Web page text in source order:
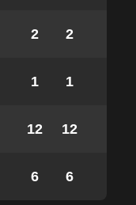
2 2
1 1
12 12
6 6